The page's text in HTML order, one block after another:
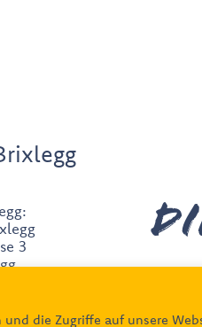
3
die Zugriffe auf unsere